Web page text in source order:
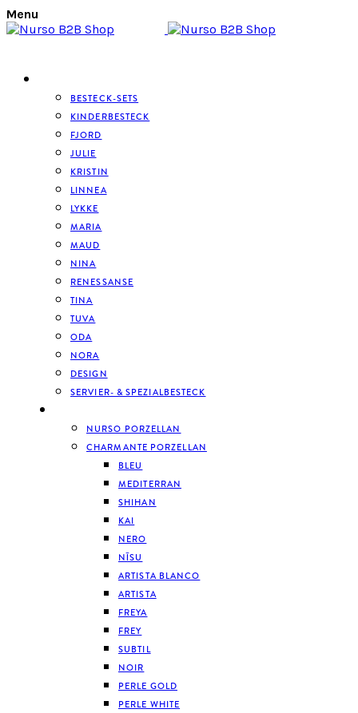
Menu
BESTECK-SETS
KINDERBESTECK
FJORD
JULIE
KRISTIN
LINNEA
LYKKE
MARIA
MAUD
NINA
RENESSANSE
TINA
TUVA
ODA
NORA
DESIGN
SERVIER- & SPEZIALBESTECK
NURSO PORZELLAN
CHARMANTE PORZELLAN
BLEU
MEDITERRAN
SHIHAN
KAI
NERO
NĪSU
ARTISTA BLANCO
ARTISTA
FREYA
FREY
SUBTIL
NOIR
PERLE GOLD
PERLE WHITE